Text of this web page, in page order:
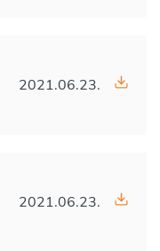
2021.06.23.
2021.06.23.